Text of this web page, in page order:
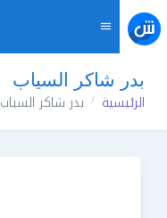
بدر شاكر السياب
الرئيسية بدر شاكر السياب